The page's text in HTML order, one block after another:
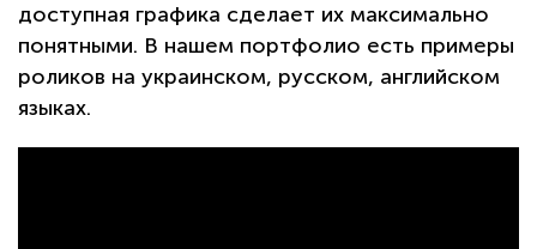
доступная графика сделает их максимально
понятными. В нашем портфолио есть примеры
роликов на украинском, русском, английском
языках.